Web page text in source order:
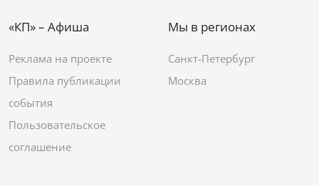
«КП» – Афиша
Реклама на проекте
Правила публикации
события
Пользовательское
соглашение
Мы в регионах
Санкт-Петербург
Москва